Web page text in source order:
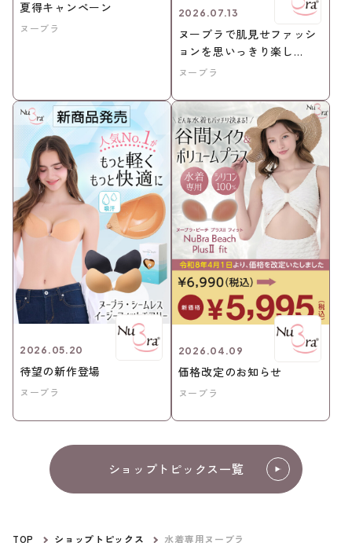
夏得キャンペーン
ヌーブラ
2026.07.13
ヌーブラで肌見せファッシ
ョンを思いっきり楽し
む！！
ヌーブラ
2026.05.20
待望の新作登場
ヌーブラ
2026.04.09
価格改定のお知らせ
ヌーブラ
ショップトピックス一覧
TOP ショップトピックス 水着専用ヌーブラ